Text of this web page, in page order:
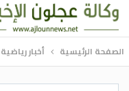
الصفحة الرئيسية أخبار رياضية